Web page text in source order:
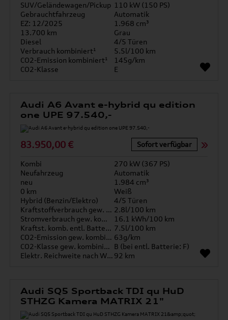
SUV/Geländewagen/Pickup 110 kW (150 PS)
Gebrauchtfahrzeug
Automatik
EZ: 12/2025
1.968 cm³
13.700 km
Grau
Diesel
4/5 Türen
Verbrauch kombiniert¹
5.5l/100 km
CO2-Emission kombiniert¹
145g/km
CO2-Klasse
E
Audi A6 Avant e-hybrid qu edition
one UPE 97.540,-
83.950,00 € Sofort verfügbar
Kombi
270 kW (367 PS)
Neufahrzeug
Automatik
neu
1.984 cm³
0 km
Weiß
Hybrid (Benzin/Elektro)
4/5 Türen
Kraftstoffverbrauch gew. kombiniert 2.8l/100 km
Stromverbrauch gew. kombiniert
16.1 kWh/100 km
Kraftst. komb. entl. Batterie 7.5l/100 km
CO2-Emission gew. kombiniert 63g/km
CO2-Klasse gew. kombiniert B (bei entl. Batterie: F)
Elektr. Reichweite nach WLTP* 92 km
Audi SQ5 Sportback TDI qu HuD
STHZG Kamera MATRIX 21"